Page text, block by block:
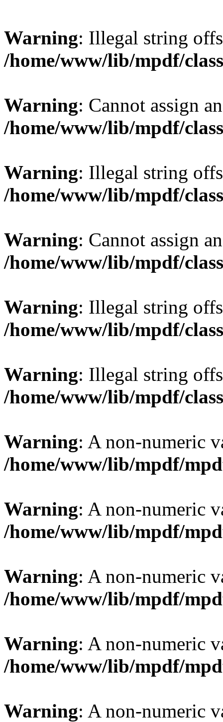
Warning: Illegal string
/home/www/lib/mpdf/
Warning: Cannot assign
/home/www/lib/mpdf/
Warning: Illegal string
/home/www/lib/mpdf/
Warning: Cannot assign
/home/www/lib/mpdf/
Warning: Illegal string
/home/www/lib/mpdf/
Warning: Illegal string
/home/www/lib/mpdf/
Warning: A non-numeric
/home/www/lib/mpdf/
Warning: A non-numeric
/home/www/lib/mpdf/
Warning: A non-numeric
/home/www/lib/mpdf/
Warning: A non-numeric
/home/www/lib/mpdf/
Warning: A non-numeric